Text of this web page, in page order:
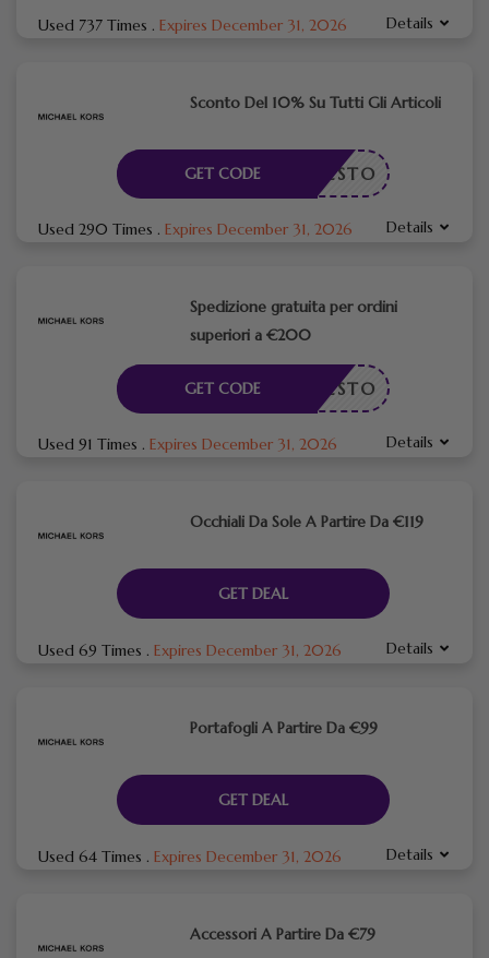
Used 737 Times . Expires December 31, 2026 Details
Sconto Del 10% Su Tutti Gli Articoli
ICHIESTO
GET CODE
Used 290 Times . Expires December 31, 2026 Details
Spedizione gratuita per ordini
superiori a €200
ICHIESTO
GET CODE
Used 91 Times . Expires December 31, 2026 Details
Occhiali Da Sole A Partire Da €119
GET DEAL
Used 69 Times . Expires December 31, 2026 Details
Portafogli A Partire Da €99
GET DEAL
Used 64 Times . Expires December 31, 2026 Details
Accessori A Partire Da €79